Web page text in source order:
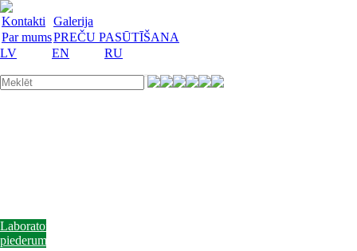
Kontakti
Galerija
Par mumsPREČU PASŪTĪŠANA
LV
EN RU
Laboratorijas
piederumi